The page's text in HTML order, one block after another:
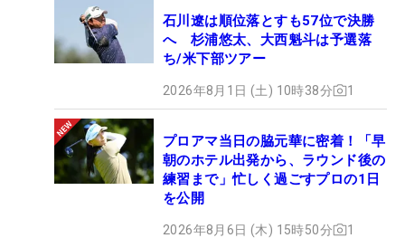
石川遼は順位落とすも57位で決勝
へ 杉浦悠太、大西魁斗は予選落
ち/米下部ツアー
2026年8月1日 (土) 10時38分 1
プロアマ当日の脇元華に密着！「早
朝のホテル出発から、ラウンド後の
練習まで」忙しく過ごすプロの1日
を公開
2026年8月6日 (木) 15時50分 1